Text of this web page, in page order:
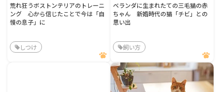
荒れ狂うボストンテリアのトレーニ
ング 心から信じたことで今は「自
慢の息子」に
しつけ
ベランダに生まれたての三毛猫の赤
ちゃん 新婚時代の猫「チビ」との
思い出
飼い方